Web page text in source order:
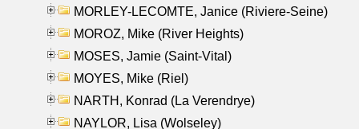
MORLEY-LECOMTE, Janice (Riviere-Seine)
MOROZ, Mike (River Heights)
MOSES, Jamie (Saint-Vital)
MOYES, Mike (Riel)
NARTH, Konrad (La Verendrye)
NAYLOR, Lisa (Wolseley)